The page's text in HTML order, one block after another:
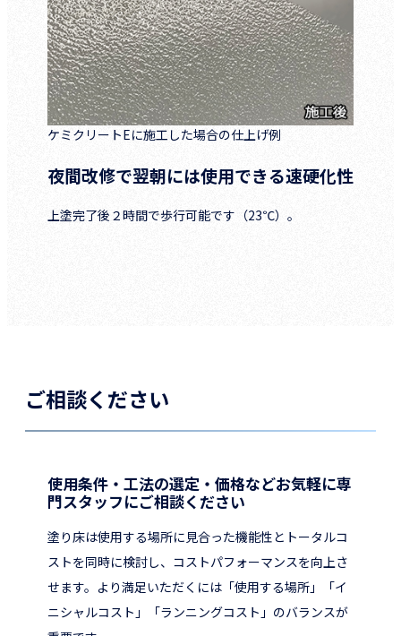
ケミクリートEに施工した場合の仕上げ例
夜間改修で翌朝には使用できる速硬化性
上塗完了後２時間で歩行可能です（23℃）。
ご相談ください
使用条件・工法の選定・価格などお気軽に専
門スタッフにご相談ください
塗り床は使用する場所に見合った機能性とトータルコ
ストを同時に検討し、コストパフォーマンスを向上さ
せます。より満足いただくには「使用する場所」「イ
ニシャルコスト」「ランニングコスト」のバランスが